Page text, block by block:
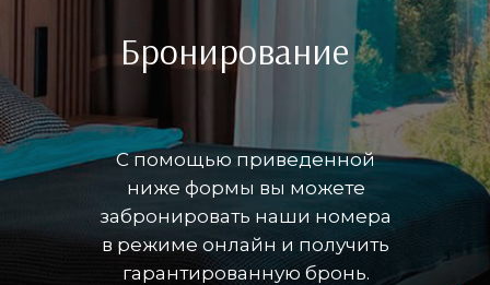
Бронирование
С помощью приведенной
ниже формы вы можете
забронировать наши номера
в режиме онлайн и получить
гарантированную бронь.